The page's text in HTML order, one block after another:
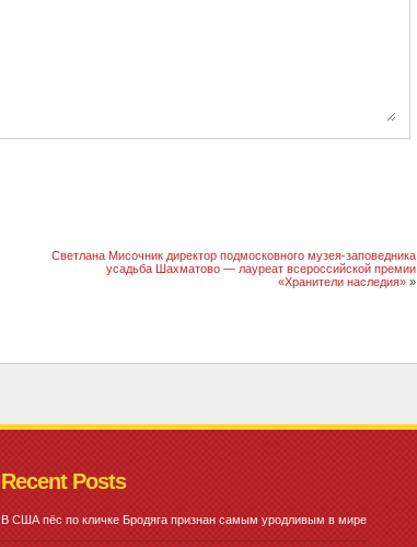
Светлана Мисочник директор подмосковного музея-заповедника
усадьба Шахматово — лауреат всероссийской премии
«Хранители наследия»»
Recent Posts
В США пёс по кличке Бродяга признан самым уродливым в мире